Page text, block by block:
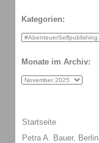
Kategorien:
Monate im Archiv:
Startseite
Petra A. Bauer, Berlin